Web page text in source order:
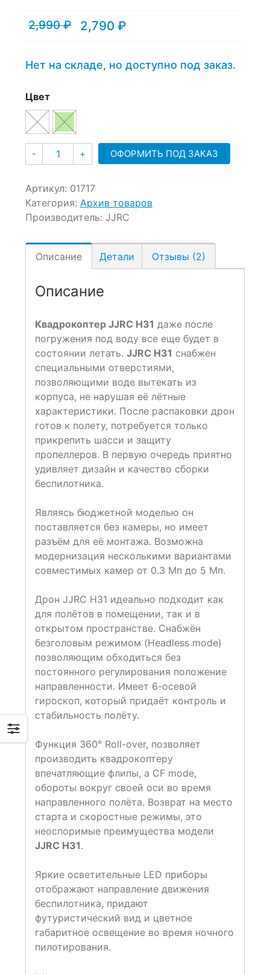
2,990₽
Первоначальная
2,990 ₽.
2,790 ₽
Текущая
Нет на складе, но доступно под заказ.
Цвет
- Количество
+ ОФОРМИТЬ ПОД ЗАКАЗ
Артикул: 01717
Категория: Архив товаров
Производитель: JJRC
Описание Детали Отзывы (2)
Описание
Квадрокоптер JJRC H31 даже после
погружения под воду все еще будет в
состоянии летать. JJRC H31 снабжен
специальными отверстиями,
позволяющими воде вытекать из
корпуса, не нарушая её лётные
характеристики. После распаковки дрон
готов к полету, потребуется только
прикрепить шасси и защиту
пропеллеров. В первую очередь приятно
удивляет дизайн и качество сборки
беспилотника.
Являясь бюджетной моделью он
поставляется без камеры, но имеет
разъём для её монтажа. Возможна
модернизация несколькими вариантами
совместимых камер от 0.3 Мп до 5 Мп.
Дрон JJRC H31 идеально подходит как
для полётов в помещении, так и в
открытом пространстве. Снабжён
безголовым режимом (Headless mode)
позволяющим обходиться без
постоянного регулирования положение
направленности. Имеет 6-осевой
гироскоп, который придаёт контроль и
стабильность полёту.
Функция 360° Roll-over, позволяет
производить квадрокоптеру
впечатляющие флипы, а CF mode,
обороты вокруг своей оси во время
направленного полёта. Возврат на место
старта и скоростные режимы, это
неоспоримые преимущества модели
JJRC H31.
Яркие осветительные LED приборы
отображают направление движения
беспилотника, придают
футуристический вид и цветное
габаритное освещение во время ночного
пилотирования.